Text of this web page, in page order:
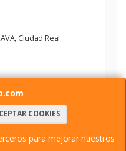
COOKIES
para mejorar nuestros
, Ciudad Real